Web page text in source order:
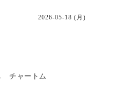
2026-05-18 (月)
チャートム